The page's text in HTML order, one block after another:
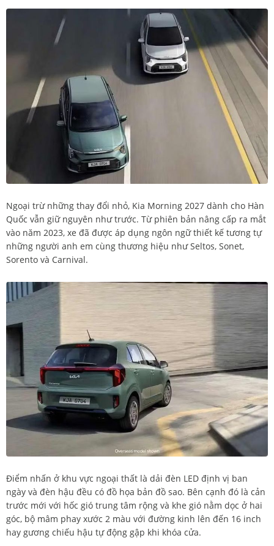
Ngoại trừ những thay đổi nhỏ, Kia Morning 2027 dành cho Hàn
Quốc vẫn giữ nguyên như trước. Từ phiên bản nâng cấp ra mắt
vào năm 2023, xe đã được áp dụng ngôn ngữ thiết kế tương tự
những người anh em cùng thương hiệu như Seltos, Sonet,
Sorento và Carnival.
Điểm nhấn ở khu vực ngoại thất là dải đèn LED định vị ban
ngày và đèn hậu đều có đồ họa bản đồ sao. Bên cạnh đó là cản
trước mới với hốc gió trung tâm rộng và khe gió nằm dọc ở hai
góc, bộ mâm phay xước 2 màu với đường kinh lên đến 16 inch
hay gương chiếu hậu tự động gập khi khóa cửa.